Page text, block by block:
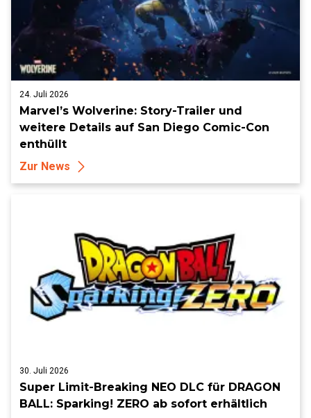
24. Juli 2026
Marvel’s Wolverine: Story-Trailer und
weitere Details auf San Diego Comic-Con
enthüllt
Zur News
30. Juli 2026
Super Limit-Breaking NEO DLC für DRAGON
BALL: Sparking! ZERO ab sofort erhältlich